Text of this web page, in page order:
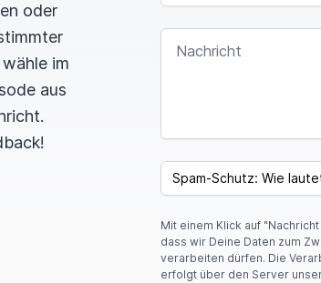
oder
im
aus
NACHRICHT
SPAM CAPTCHA
Mit einem Klick auf
dass wir Deine Daten zum
verarbeiten dürfen. Die
erfolgt über den Server